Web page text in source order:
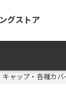
グストア
キャップ・各種カバ